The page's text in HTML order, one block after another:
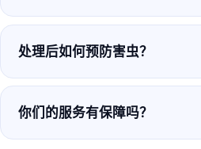
处理后如何预防害虫？
你们的服务有保障吗？